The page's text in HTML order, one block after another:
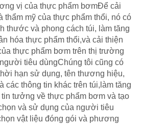
vị của thực phẩm bơmĐể cải
thẩm mỹ của thực phẩm thổi, nó có
thước và phong cách túi, làm tăng
hóa thực phẩm thổi,và cải thiện
thực phẩm bơm trên thị trường
tiêu dùngChúng tôi cũng có
hạn sử dụng, tên thương hiệu,
các thông tin khác trên túi,làm tăng
tưởng về thực phẩm bơm và tạo
và sử dụng của người tiêu
vật liệu đóng gói và phương